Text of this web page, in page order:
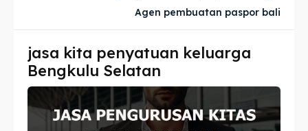
Imta
Legalisir
Apostille
Imta
Legalisir
Apostille
Agen pembuatan paspor bali
jasa kita penyatuan keluarga
Bengkulu Selatan